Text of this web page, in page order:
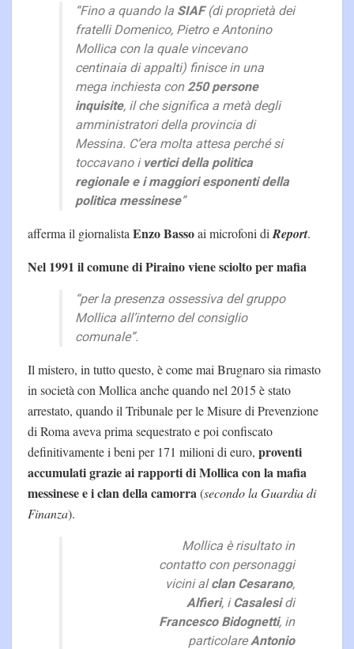
“Fino a quando la SIAF(di proprietà dei
fratelli Domenico, Pietro e Antonino
Mollica con la quale vincevano
centinaia di appalti) finisce in una
mega inchiesta con250 persone
inquisite, il che significa a metà degli
amministratori della provincia di
Messina. C’era molta attesa perché si
toccavano ivertici della politica
regionale e i maggiori esponenti della
politica messinese”
afferma il giornalista Enzo Bassoai microfoni di Report.
Nel 1991 il comune di Piraino viene sciolto per mafia
“per la presenza ossessiva del gruppo
Mollica all’interno del consiglio
comunale”.
Il mistero, in tutto questo, è come mai Brugnaro sia rimasto
in società con Mollica anche quando nel 2015 è stato
arrestato, quando il Tribunale per le Misure di Prevenzione
di Roma aveva prima sequestrato e poi confiscato
definitivamente i beni per 171 milioni di euro, proventi
accumulati grazie ai rapporti di Mollica con la mafia
messinese e i clan della camorra(secondo la Guardia di
Finanza).
Mollica è risultato in
contatto con personaggi
vicini alclan Cesarano,
Alfieri, iCasalesidi
Francesco Bidognetti, in
particolareAntonio